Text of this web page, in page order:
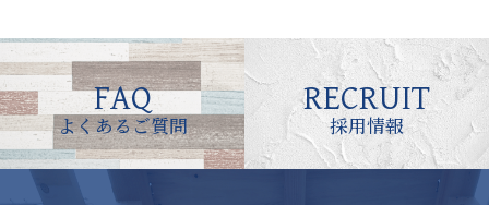
FAQ
よくあるご質問
RECRUIT
採用情報